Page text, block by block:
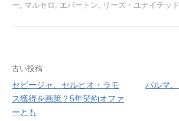
ー, マルセロ , エバートン, リーズ・ユナイテッド
投
稿
ナ
古い投稿
セビージャ、セルヒオ・ラモ
ス獲得を画策？5年契約オファ
ーとも
パルマ